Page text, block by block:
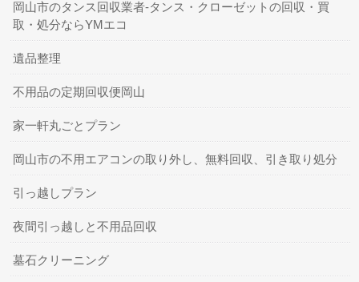
岡山市のタンス回収業者-タンス・クローゼットの回収・買
取・処分ならYMエコ
遺品整理
不用品の定期回収便岡山
家一軒丸ごとプラン
岡山市の不用エアコンの取り外し、無料回収、引き取り処分
引っ越しプラン
夜間引っ越しと不用品回収
墓石クリーニング